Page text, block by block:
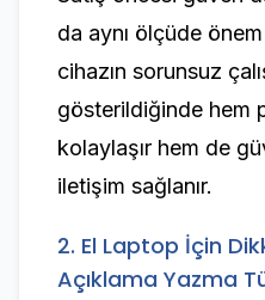
da aynı ölçüde önem
cihazın sorunsuz
gösterildiğinde hem
kolaylaşır hem de
iletişim sağlanır.
2. El Laptop İçin
Açıklama Yazma